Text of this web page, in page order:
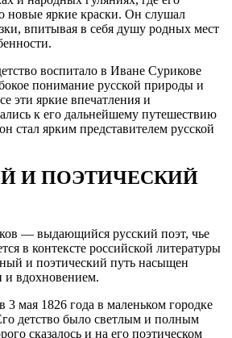
новые яркие краски. Он слушал
впитывая в себя душу родных мест
воспитало в Иване Сурикове
понимание русской природы и
эти яркие впечатления и
к его дальнейшему путешествию
стал ярким представителем русской
И ПОЭТИЧЕСКИЙ
— выдающийся русский поэт, чье
в контексте российской литературы
и поэтический путь насыщен
и вдохновением.
мая 1826 года в маленьком городке
детство было светлым и полным
сказалось и на его поэтическом